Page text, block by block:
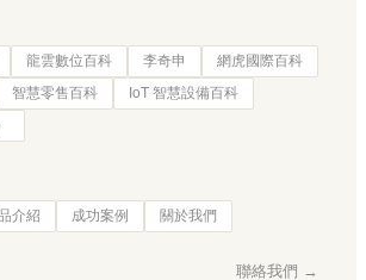
龍雲數位百科 李奇申
網虎國際百科
智慧零售百科
IoT 智慧設備百科
介紹 成功案例 關於我們
聯絡我們 →